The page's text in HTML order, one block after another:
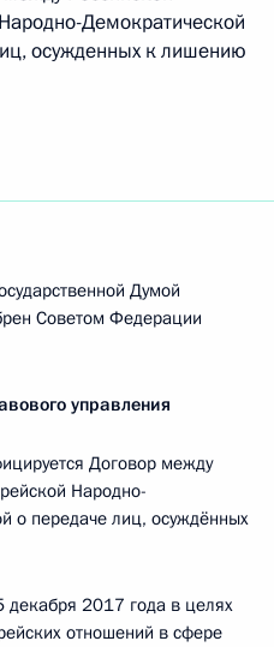
Демократической
осужденных к лишению
Думой
Советом Федерации
управления
Договор между
Народно-
о передаче лиц, осуждённых
2017 года в целях
отношений в сфере